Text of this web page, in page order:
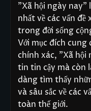
"Xã hội ngày nay"
nhất về các vấn đề
trong đời sống
Với mục đích
chính xác, "Xã hội
tin tin cậy mà còn
dàng tìm thấy
và sâu sắc về các
toàn thế giới.